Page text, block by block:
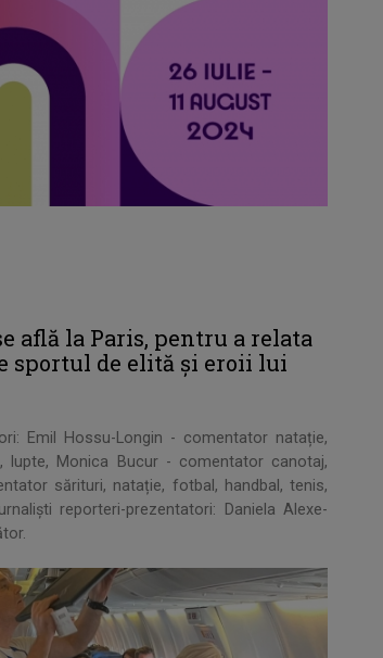
află la Paris, pentru a relata
sportul de elită şi eroii lui
Emil Hossu-Longin - comentator natație,
lupte, Monica Bucur - comentator canotaj,
sărituri, natație, fotbal, handbal, tenis,
reporteri-prezentatori: Daniela Alexe-